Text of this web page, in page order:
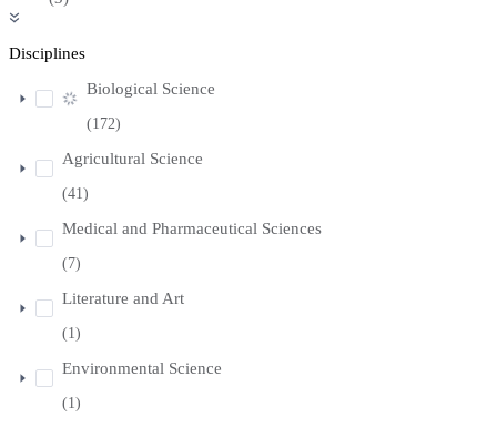
Disciplines
Biological Science
(172)
Agricultural Science
(41)
Medical and Pharmaceutical Sciences
(7)
Literature and Art
(1)
Environmental Science
(1)